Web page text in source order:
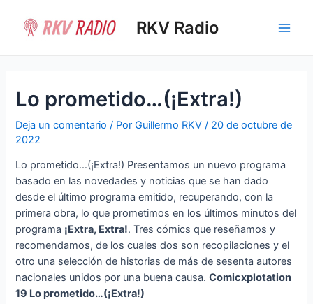
contenido
RKV Radio
Lo prometido…(¡Extra!)
Deja un comentario / PorGuillermo RKV/ 20 de octubre de
2022
Lo prometido…(¡Extra!) Presentamos un nuevo programa
basado en las novedades y noticias que se han dado
desde el último programa emitido, recuperando, con la
primera obra, lo que prometimos en los últimos minutos del
programa ¡Extra, Extra!. Tres cómics que reseñamos y
recomendamos, de los cuales dos son recopilaciones y el
otro una selección de historias de más de sesenta autores
nacionales unidos por una buena causa.Comicxplotation
19 Lo prometido…(¡Extra!)